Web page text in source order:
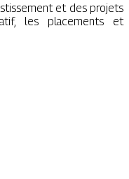
et des projets
les placements et